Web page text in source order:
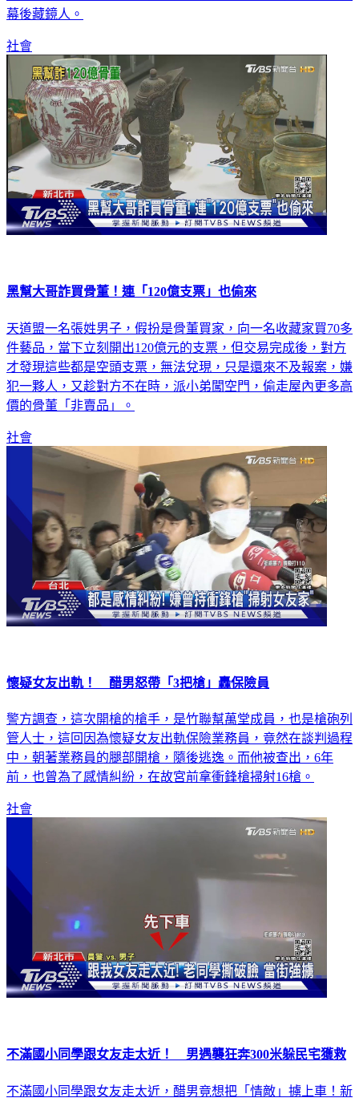
幕後藏鏡人。
社會
黑幫大哥詐買骨董！連「120億支票」也偷來
天道盟一名張姓男子，假扮是骨董買家，向一名收藏家買70多
件藝品，當下立刻開出120億元的支票，但交易完成後，對方
才發現這些都是空頭支票，無法兌現，只是還來不及報案，嫌
犯一夥人，又趁對方不在時，派小弟闖空門，偷走屋內更多高
價的骨董「非賣品」。
社會
懷疑女友出軌！ 醋男怒帶「3把槍」轟保險員
警方調查，這次開槍的槍手，是竹聯幫萬堂成員，也是槍砲列
管人士，這回因為懷疑女友出軌保險業務員，竟然在談判過程
中，朝著業務員的腿部開槍，隨後逃逸。而他被查出，6年
前，也曾為了感情糾紛，在故宮前拿衝鋒槍掃射16槍。
社會
不滿國小同學跟女友走太近！ 男遇襲狂奔300米躲民宅獲救
不滿國小同學跟女友走太近，醋男竟想把「情敵」擄上車！新